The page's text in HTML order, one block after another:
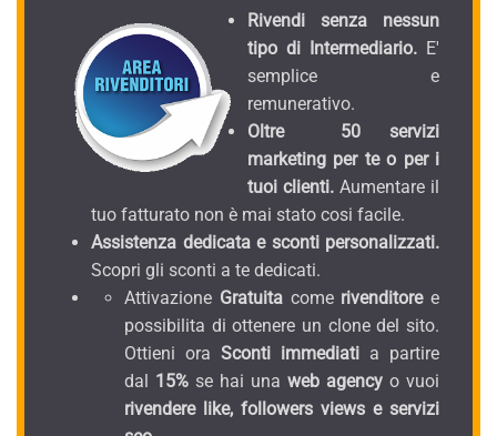
Rivendi senza nessun
tipo di Intermediario. E'
semplice e
remunerativo.
Oltre 50 servizi
marketing per te o per i
tuoi clienti. Aumentare il
tuo fatturato non è mai stato cosi facile.
Assistenza dedicata e sconti personalizzati.
Scopri gli sconti a te dedicati.
Attivazione Gratuitacomerivenditoree
possibilita di ottenere un clone del sito.
Ottieni ora Sconti immediati a partire
dal 15% se hai una web agency o vuoi
rivendere like, followers views e servizi